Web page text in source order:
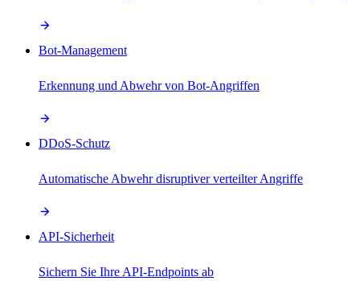
Bot-Management
Erkennung und Abwehr von Bot-Angriffen
DDoS-Schutz
Automatische Abwehr disruptiver verteilter Angriffe
API-Sicherheit
Sichern Sie Ihre API-Endpoints ab